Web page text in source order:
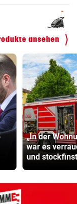
ansehen
„In der
war es
und